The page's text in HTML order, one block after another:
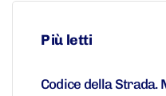
Più letti
Codice della Strada.